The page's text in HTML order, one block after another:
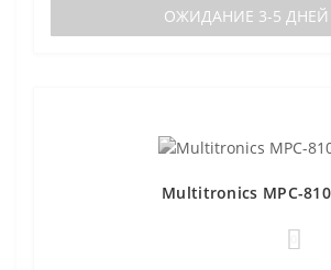
ОЖИДАНИЕ 3-5 ДНЕЙ
Multitronics MPC-810